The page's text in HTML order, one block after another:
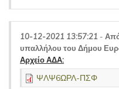
10-12-2021 13:57:21 -
υπαλλήλου του Δήμου
Αρχείο ΑΔΑ:
ΨΛΨ6ΩΡΛ-ΠΣΦ